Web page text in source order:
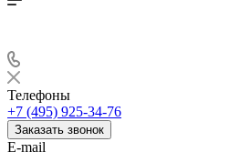
Телефоны
+7 (495) 925-34-76
Заказать звонок
E-mail